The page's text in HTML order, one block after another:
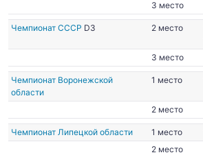
3 место
Чемпионат СССР D3 2 место
3 место
Чемпионат Воронежской
области
1 место
2 место
Чемпионат Липецкой области 1 место
2 место